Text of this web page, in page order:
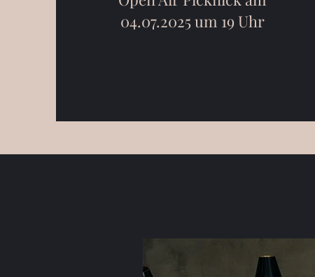
04.07.2025 um 19 Uhr